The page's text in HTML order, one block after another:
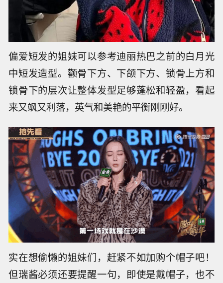
偏爱短发的姐妹可以参考迪丽热巴之前的白月光
中短发造型。颧骨下方、下颌下方、锁骨上方和
锁骨下的层次让整体发型足够蓬松和轻盈，看起
来又飒又利落，英气和美艳的平衡刚刚好。
实在想偷懒的姐妹们，赶紧不如加购个帽子吧！
但瑞酱必须还要提醒一句，即使是戴帽子，也不